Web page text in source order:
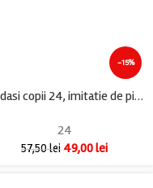
-15%
Adidasi copii 24, imitatie de piele, material textil, negru
24
57,50lei 49,00lei